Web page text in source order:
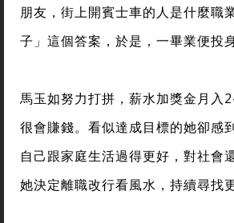
朋友，街上開賓士車的人是什麼職
子」這個答案，於是，一畢業便投
馬玉如努力打拼，薪水加獎金月入
很會賺錢。看似達成目標的她卻感
自己跟家庭生活過得更好，對社會
她決定離職改行看風水，持續尋找